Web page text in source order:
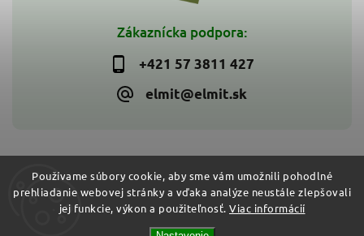
Používame súbory cookie, aby sme vám umožnili pohodlné
prehliadanie webovej stránky a vďaka analýze neustále zlepšovali
jej funkcie, výkon a použiteľnosť. Viac informácií
Zákaznícka podpora:
+421 57 3811 427
elmit@elmit.sk
Copyright 2026ELMIT - Elektroinštalačný materiál, svietidlá.
Všetky práva vyhradené.
Shoptet| Design